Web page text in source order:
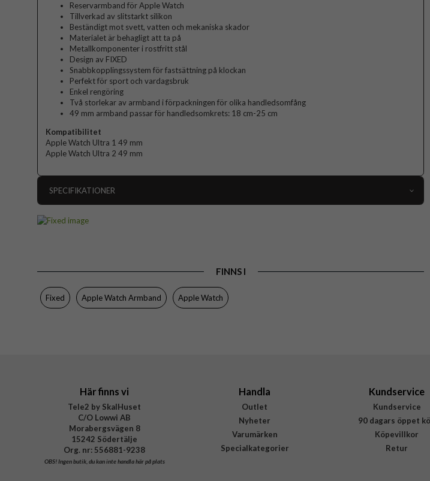
Reservarmband för Apple Watch
Tillverkad av slitstarkt silikon
Beständigt mot svett, vatten och mekaniska skador
Materialet är behagligt att ta på
Metallkomponenter i rostfritt stål
Design av FIXED
Snabbkopplingssystem för fastsättning på klockan
Perfekt för sport och vardagsbruk
Enkel rengöring
Två storlekar av armband i förpackningen för olika handledsomfång
49 mm armband passar för handledsomkrets: 18 cm-25 cm
Kompatibilitet
Apple Watch Ultra 1 49 mm
Apple Watch Ultra 2 49 mm
SPECIFIKATIONER
Egenskaper
Vattentålig
Färg
Material
FINNS I
Fixed Apple Watch Armband Apple Watch
Här finns vi
Tele2 by SkalHuset
C/O Lowwi AB
Morabergsvägen 8
15242 Södertälje
Org. nr: 556881-9238
OBS!Ingen butik, du kan inte handla här på plats
Handla
Outlet
Nyheter
Varumärken
Specialkategorier
Kundservice
Kundservice
90 dagars öppet
Köpevillkor
Retur